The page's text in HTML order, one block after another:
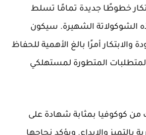
خطوطًا جديدة تمامًا تسلط
الشوكولاتة الشهيرة. سيكون
والابتكار أمرًا بالغ الأهمية للحفاظ
المتطورة لمستهلكي
من كوكوفيا بمثابة شهادة على